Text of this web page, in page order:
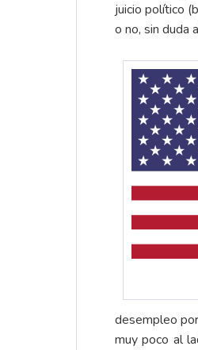
juicio político
o no, sin duda
desempleo
muy poco al